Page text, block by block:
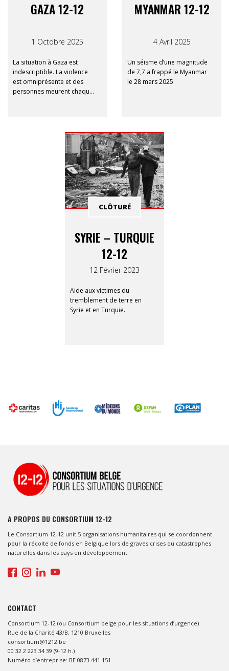
GAZA 12-12
1 Octobre 2025
La situation à Gaza est
indescriptible. La violence
est omniprésente et des
personnes meurent chaque
davantage l’entièreté de la
population gazaouie. Les
cinq organisations
membres du Consortium
International, Handicap
International, Médecins du
Monde, Oxfam Belgique et
Plan International –
population à Gaza, dès
MYANMAR 12-12
4 Avril 2025
Un séisme d’une magnitude
de 7,7 a frappé le Myanmar
le 28 mars 2025.
SYRIE – TURQUIE
12-12
12 Février 2023
Aide aux victimes du
tremblement de terre en
Syrie et en Turquie.
CLÔTURÉ
A PROPOS DU CONSORTIUM 12-12
Le Consortium 12-12 unit 5 organisations humanitaires qui se coordonnent
pour la récolte de fonds en Belgique lors de graves crises ou catastrophes
naturelles dans les pays en développement.
CONTACT
Consortium 12-12 (ou Consortium belge pour les situations d’urgence)
Rue de la Charité 43/B, 1210 Bruxelles
consortium@1212.be
00 32 2 223 34 39 (9-12 h.)
Numéro d’entreprise: BE 0873.441.151